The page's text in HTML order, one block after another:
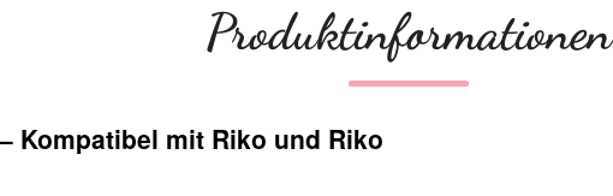
Produktinformationen
Kompatibel mit Riko und Riko